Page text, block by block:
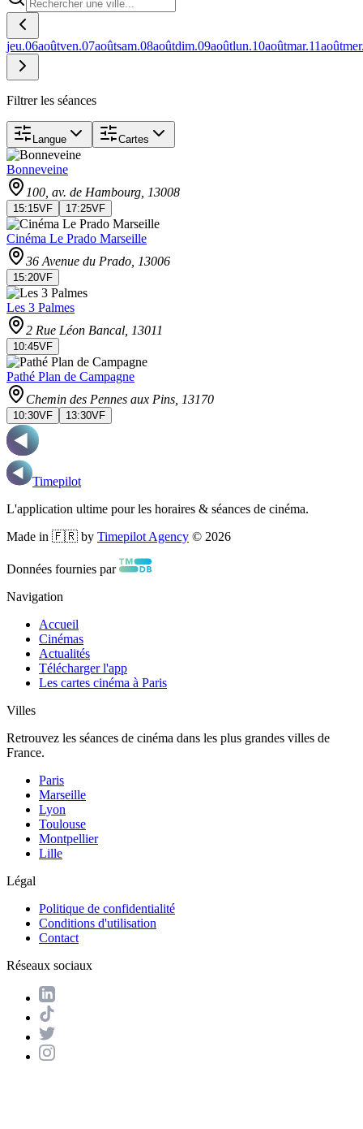
jeu.06aoûtven.07aoûtsam.08aoûtdim.09aoûtlun.10aoûtmar.11août
Filtrer les séances
Langue Cartes
Bonneveine
100, av. de Hambourg , 13008
15:15VF 17:25VF
Cinéma Le Prado Marseille
36 Avenue du Prado , 13006
15:20VF
Les 3 Palmes
2 Rue Léon Bancal , 13011
10:45VF
Pathé Plan de Campagne
Chemin des Pennes aux Pins , 13170
10:30VF 13:30VF
Timepilot
L'application ultime pour les horaires & séances de cinéma.
Made in 🇫🇷 by Timepilot Agency © 2026
Données fournies par
Navigation
Accueil
Cinémas
Actualités
Télécharger l'app
Les cartes cinéma à Paris
Villes
Retrouvez les séances de cinéma dans les plus grandes villes de
France.
Paris
Marseille
Lyon
Toulouse
Montpellier
Lille
Légal
Politique de confidentialité
Conditions d'utilisation
Contact
Réseaux sociaux